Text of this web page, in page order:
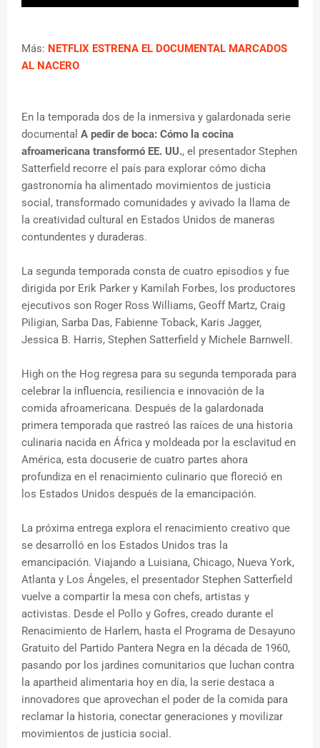
Más: NETFLIX ESTRENA EL DOCUMENTAL MARCADOS
AL NACERO
En la temporada dos de la inmersiva y galardonada serie
documental A pedir de boca: Cómo la cocina
afroamericana transformó EE. UU., el presentador Stephen
Satterfield recorre el país para explorar cómo dicha
gastronomía ha alimentado movimientos de justicia
social, transformado comunidades y avivado la llama de
la creatividad cultural en Estados Unidos de maneras
contundentes y duraderas.
La segunda temporada consta de cuatro episodios y fue
dirigida por Erik Parker y Kamilah Forbes, los productores
ejecutivos son Roger Ross Williams, Geoff Martz, Craig
Piligian, Sarba Das, Fabienne Toback, Karis Jagger,
Jessica B. Harris, Stephen Satterfield y Michele Barnwell.
High on the Hog regresa para su segunda temporada para
celebrar la influencia, resiliencia e innovación de la
comida afroamericana. Después de la galardonada
primera temporada que rastreó las raíces de una historia
culinaria nacida en África y moldeada por la esclavitud en
América, esta docuserie de cuatro partes ahora
profundiza en el renacimiento culinario que floreció en
los Estados Unidos después de la emancipación.
La próxima entrega explora el renacimiento creativo que
se desarrolló en los Estados Unidos tras la
emancipación. Viajando a Luisiana, Chicago, Nueva York,
Atlanta y Los Ángeles, el presentador Stephen Satterfield
vuelve a compartir la mesa con chefs, artistas y
activistas. Desde el Pollo y Gofres, creado durante el
Renacimiento de Harlem, hasta el Programa de Desayuno
Gratuito del Partido Pantera Negra en la década de 1960,
pasando por los jardines comunitarios que luchan contra
la apartheid alimentaria hoy en día, la serie destaca a
innovadores que aprovechan el poder de la comida para
reclamar la historia, conectar generaciones y movilizar
movimientos de justicia social.